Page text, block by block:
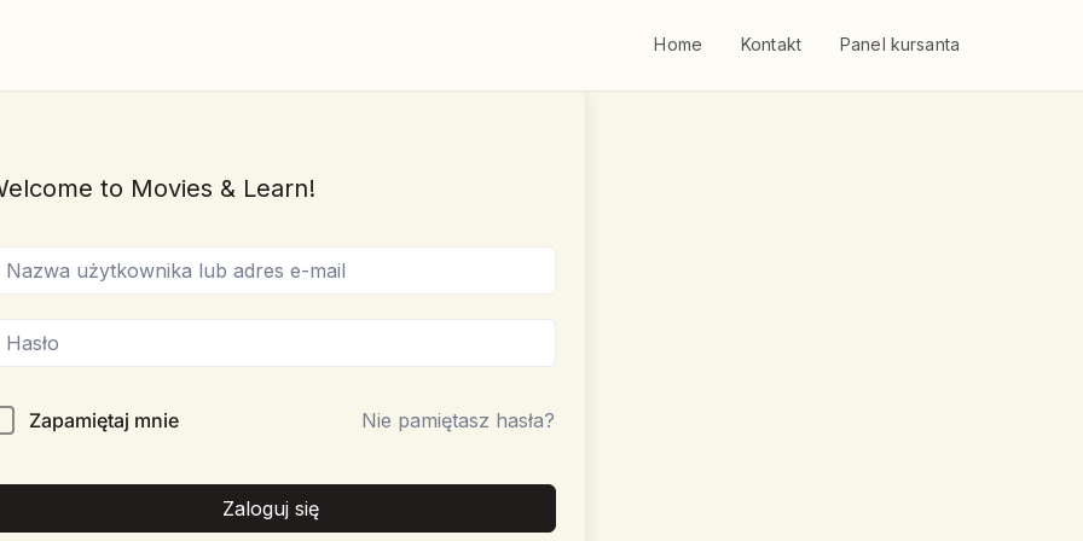
Home Kontakt Panel kursanta
to Movies & Learn!
Zapamiętaj mnie Nie pamiętasz hasła?
Zaloguj się